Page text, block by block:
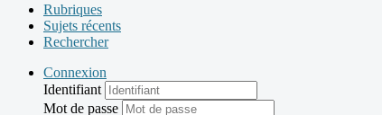
Rubriques
Sujets récents
Rechercher
Connexion
Identifiant
Mot de passe